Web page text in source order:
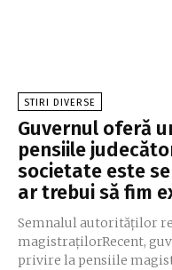
STIRI DIVERSE
Guvernul oferă
pensiile
societate este
ar trebui să fim
Semnalul autorităților
magistrațilorRecent,
privire la pensiile